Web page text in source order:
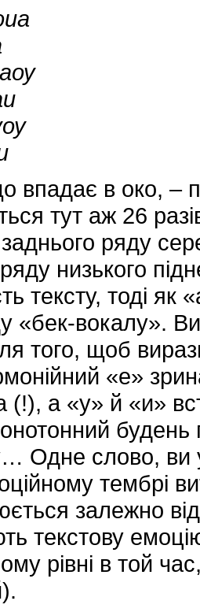
впадає в око, –
тут аж 26
ряду
низького
тексту, тоді як
«бек-вокалу».
того, щоб
«е»
(!), а «у» й «и»
Одне слово, ви
тембрі
залежно
текстову
рівні в той